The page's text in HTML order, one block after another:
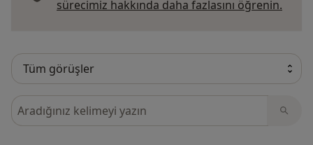
sürecimiz hakkında daha fazlasını öğrenin.
Görüşler içerisinde ara